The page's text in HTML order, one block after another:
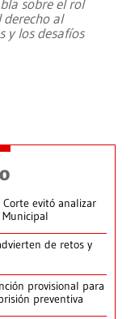
sobre el rol
al
y los desafíos
evitó analizar
de retos y
provisional para
preventiva